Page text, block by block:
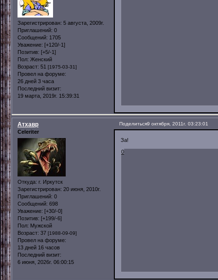
Зарегистрирован: 5 августа, 2009г.
Приглашений: 0
Сообщений: 1705
Уважение: [+120/-1]
Позитив: [+5/-1]
Пол: Женский
Возраст: 51 [1975-03-31]
Провел на форуме:
26 дней 3 часа
Последний визит:
19 марта, 2019г. 15:39:31
Поделиться9 октября, 2011г. 03:23:01
Атхавр
Celeriter
Откуда: г. Иркутск
Зарегистрирован: 20 июня, 2010г.
Приглашений: 0
Сообщений: 698
Уважение: [+30/-0]
Позитив: [+199/-6]
Пол: Мужской
Возраст: 37 [1988-09-09]
Провел на форуме:
13 дней 16 часов
Последний визит:
6 июня, 2026г. 06:00:15
За!
0